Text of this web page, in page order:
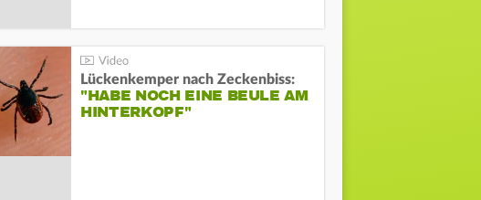
Lückenkemper nach Zeckenbiss:
"HABE NOCH EINE BEULE AM
HINTERKOPF"